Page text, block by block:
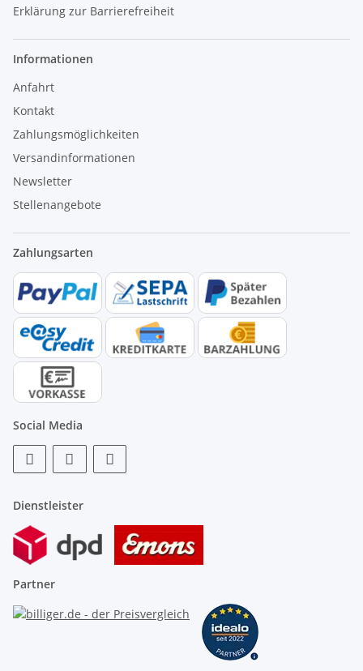
Erklärung zur Barrierefreiheit
Informationen
Anfahrt
Kontakt
Zahlungsmöglichkeiten
Versandinformationen
Newsletter
Stellenangebote
Zahlungsarten
Social Media
Dienstleister
Partner